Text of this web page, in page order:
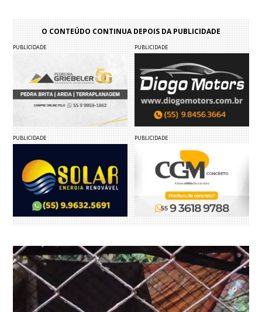
O CONTEÚDO CONTINUA DEPOIS DA PUBLICIDADE
PUBLICIDADE PUBLICIDADE
PUBLICIDADE PUBLICIDADE